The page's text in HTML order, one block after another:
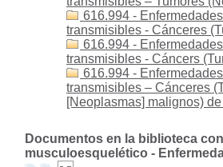
616.994 -
transmisibles - Cánceres
616.994 -
transmisibles - Cáncers
616.994 -
transmisibles – Cánceres
[Neoplasmas] malignos)
Documentos en la biblioteca
musculoesquelético -